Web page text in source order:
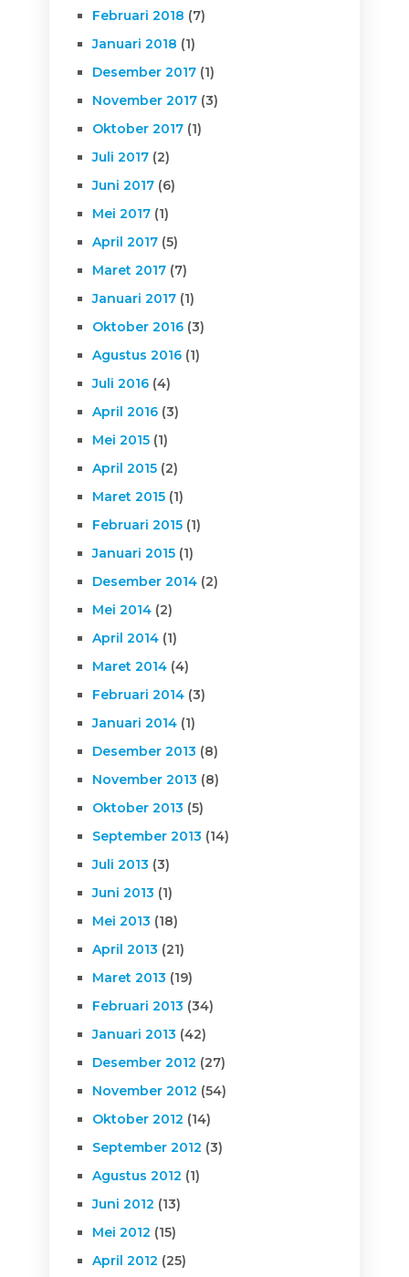
Februari 2018 (7)
Januari 2018 (1)
Desember 2017(1)
November 2017(3)
Oktober 2017(1)
Juli 2017(2)
Juni 2017(6)
Mei 2017(1)
April 2017(5)
Maret 2017(7)
Januari 2017(1)
Oktober 2016(3)
Agustus 2016(1)
Juli 2016(4)
April 2016(3)
Mei 2015(1)
April 2015(2)
Maret 2015(1)
Februari 2015(1)
Januari 2015(1)
Desember 2014(2)
Mei 2014(2)
April 2014(1)
Maret 2014(4)
Februari 2014(3)
Januari 2014(1)
Desember 2013 (8)
November 2013 (8)
Oktober 2013 (5)
September 2013 (14)
Juli 2013 (3)
Juni 2013 (1)
Mei 2013 (18)
April 2013 (21)
Maret 2013 (19)
Februari 2013 (34)
Januari 2013 (42)
Desember 2012 (27)
November 2012 (54)
Oktober 2012 (14)
September 2012 (3)
Agustus 2012 (1)
Juni 2012 (13)
Mei 2012 (15)
April 2012 (25)